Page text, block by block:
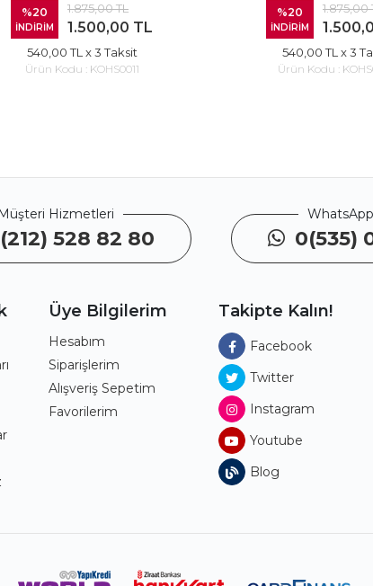
%20
İNDİRİM
1.875,00 TL
1.500,00 TL
540,00 TL x 3 Taksit
Ürün Kodu : KOHS0011
%20
İNDİRİM
1.875,00
540,00 TL x 3
Ürün Kodu :
Müşteri Hizmetleri
528 82 80 0(535)
Üye Bilgilerim
Hesabım
Siparişlerim
Alışveriş Sepetim
Favorilerim
Takipte Kalın!
Facebook
Twitter
Instagram
Youtube
Blog